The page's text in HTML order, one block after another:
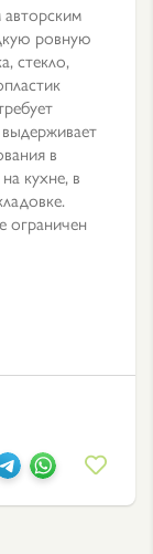
ровную
стекло,
в
кухне, в
ограничен